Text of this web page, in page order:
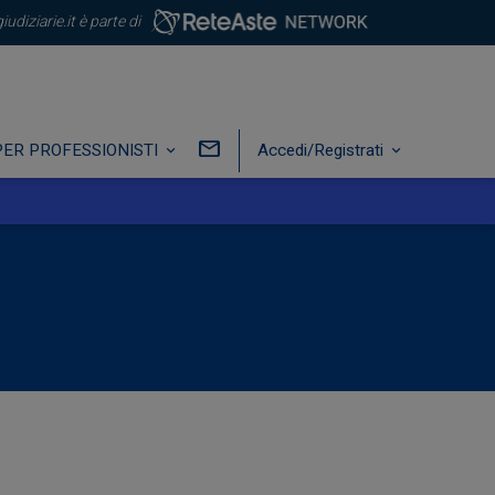
è parte di
PROFESSIONISTI Accedi/Registrati